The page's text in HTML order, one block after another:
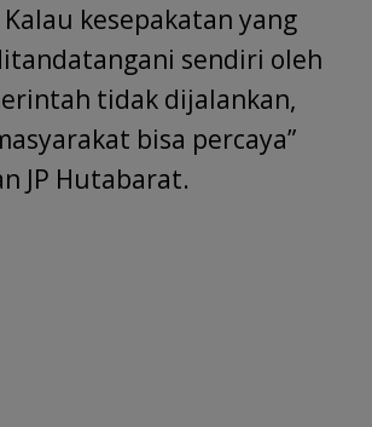
kesepakatan yang
sendiri oleh
tidak dijalankan,
bisa percaya”
JP Hutabarat.